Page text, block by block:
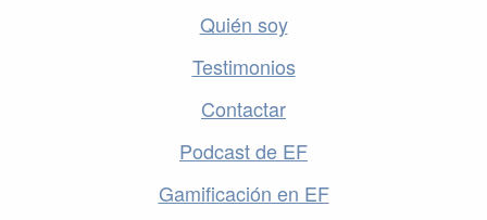
Quién soy
Testimonios
Contactar
Podcast de EF
Gamificación en EF